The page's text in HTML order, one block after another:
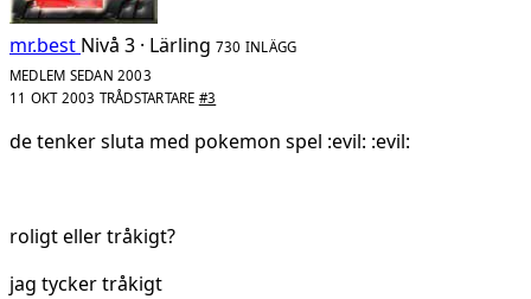
mr.best Nivå 3 · Lärling 730 INLÄGG
MEDLEM SEDAN 2003
11 OKT 2003 TRÅDSTARTARE #3
de tenker sluta med pokemon spel :evil: :evil:
roligt eller tråkigt?
jag tycker tråkigt